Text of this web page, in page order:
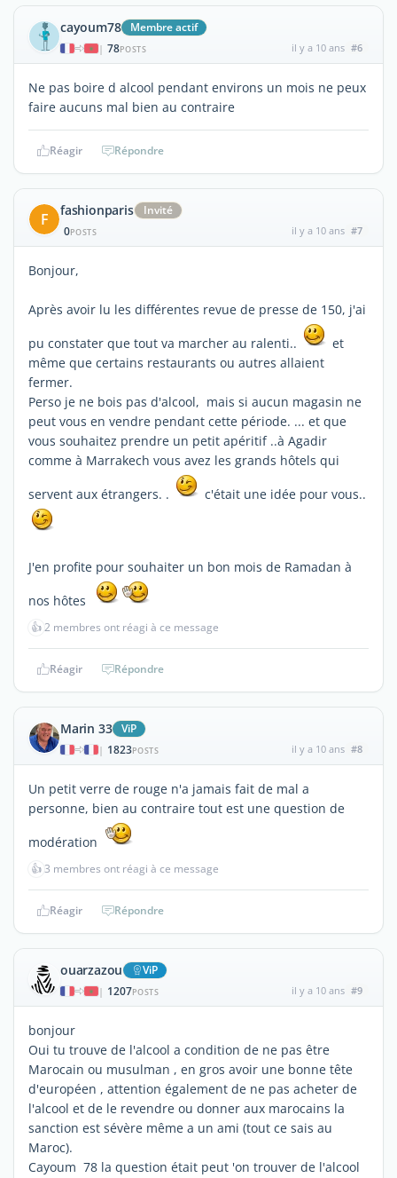
cayoum78 Membre actif
| 78POSTS il y a 10 ans #6
Ne pas boire d alcool pendant environs un mois ne peux
faire aucuns mal bien au contraire
Réagir Répondre
F fashionparis
Invité
0POSTS il y a 10 ans #7
Bonjour,
Après avoir lu les différentes revue de presse de 150, j'ai
pu constater que tout va marcher au ralenti..
et
même que certains restaurants ou autres allaient
fermer.
Perso je ne bois pas d'alcool, mais si aucun magasin ne
peut vous en vendre pendant cette période. ... et que
vous souhaitez prendre un petit apéritif ..à Agadir
comme à Marrakech vous avez les grands hôtels qui
servent aux étrangers. .
c'était une idée pour vous..
J'en profite pour souhaiter un bon mois de Ramadan à
nos hôtes
👍2 membres ont réagi à ce message
Réagir Répondre
Marin 33 ViP
| 1823POSTS il y a 10 ans #8
Un petit verre de rouge n'a jamais fait de mal a
personne, bien au contraire tout est une question de
modération
👍3 membres ont réagi à ce message
Réagir Répondre
ouarzazou ViP
| 1207POSTS il y a 10 ans #9
bonjour
Oui tu trouve de l'alcool a condition de ne pas être
Marocain ou musulman , en gros avoir une bonne tête
d'européen , attention également de ne pas acheter de
l'alcool et de le revendre ou donner aux marocains la
sanction est sévère même a un ami (tout ce sais au
Maroc).
Cayoum 78 la question était peut 'on trouver de l'alcool